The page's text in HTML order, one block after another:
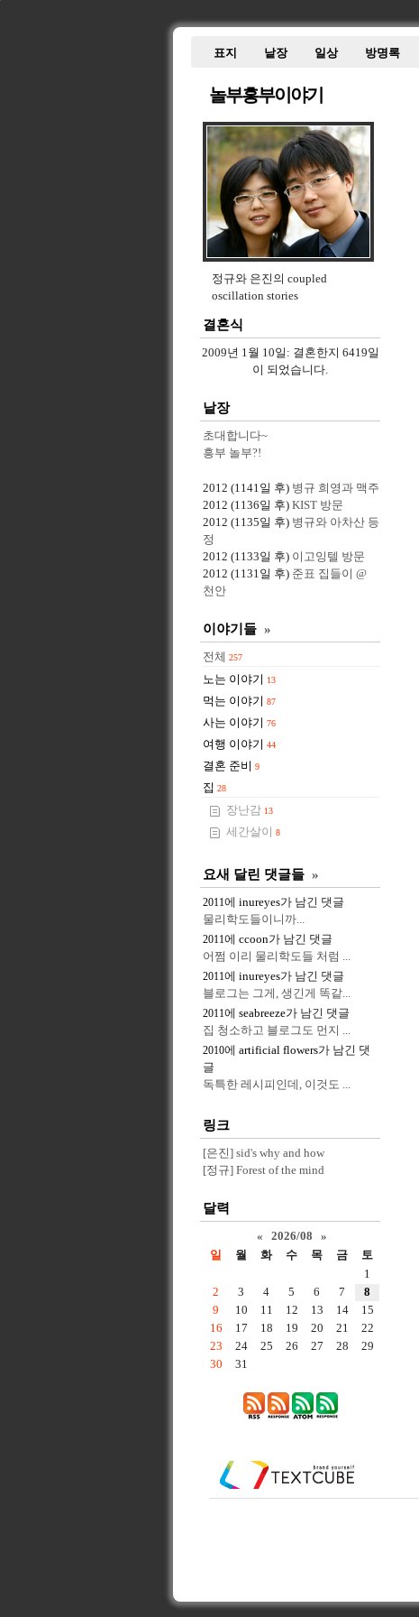
놀부흥부이야기
표지 낱장 일상 방명록
정규와 은진의 coupled
oscillation stories
결혼식
2009년 1월 10일: 결혼한지 6419일
이 되었습니다.
낱장
초대합니다~
흥부 놀부?!
2012 (1141일 후) 병규 희영과 맥주
2012 (1136일 후) KIST 방문
2012 (1135일 후) 병규와 아차산 등
정
2012 (1133일 후) 이고잉텔 방문
2012 (1131일 후) 준표 집들이 @
천안
이야기들 »
전체 257
노는 이야기 13
먹는 이야기 87
사는 이야기 76
여행 이야기 44
결혼 준비 9
집 28
장난감 13
세간살이 8
요새 달린 댓글들 »
2011 에 inureyes가 남긴 댓글
물리학도들이니까...
2011 에 ccoon가 남긴 댓글
어쩜 이리 물리학도들 처럼 ...
2011 에 inureyes가 남긴 댓글
블로그는 그게, 생긴게 똑같...
2011 에 seabreeze가 남긴 댓글
집 청소하고 블로그도 먼지 ...
2010에 artificial flowers가 남긴 댓
글
독특한 레시피인데, 이것도 ...
링크
[은진] sid's why and how
[정규] Forest of the mind
달력
« 2026/08
»
일
월 화 수 목 금
토
1
2
3 4 5 6 7
8
9
10 11 12 13 14
15
16
17 18 19 20 21
22
23
24 25 26 27 28
29
30
31